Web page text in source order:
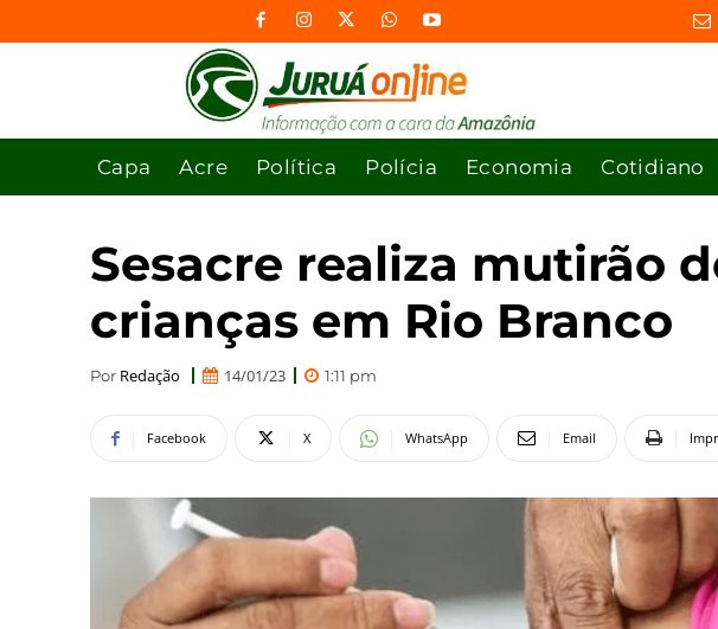
Capa Acre Política Polícia Economia Cotidiano
Sesacre realiza mutirão
crianças em Rio Branco
Por Redação 14/01/23 1:11 pm
Facebook X WhatsApp Email